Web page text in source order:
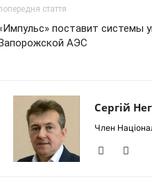
стаття
поставит системы
АЭС
Сергій
Член